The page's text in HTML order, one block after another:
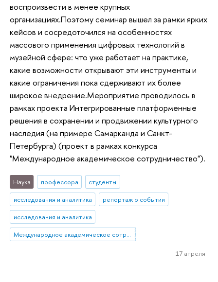
воспроизвести в менее крупных
организациях.Поэтому семинар вышел за рамки ярких
кейсов и сосредоточился на особенностях
массового применения цифровых технологий в
музейной сфере: что уже работает на практике,
какие возможности открывают эти инструменты и
какие ограничения пока сдерживают их более
широкое внедрение.Мероприятие проводилось в
рамках проекта Интегрированные платформенные
решения в сохранении и продвижении культурного
наследия (на примере Самарканда и Санкт-
Петербурга) (проект в рамках конкурса
"Международное академическое сотрудничество").
Наука профессора
студенты
исследования и аналитика
репортаж о событии
исследования и аналитика
Международное академическое сотрудничество
17 апреля